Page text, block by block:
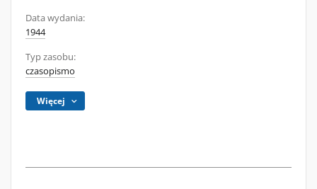
Data wydania:
1944
Typ zasobu:
czasopismo
Więcej